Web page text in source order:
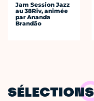
Jam Session Jazz
au 38Riv, animée
par Ananda
Brandão
SÉLECTIONS